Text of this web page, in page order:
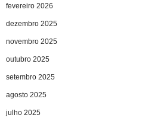
fevereiro 2026
dezembro 2025
novembro 2025
outubro 2025
setembro 2025
agosto 2025
julho 2025